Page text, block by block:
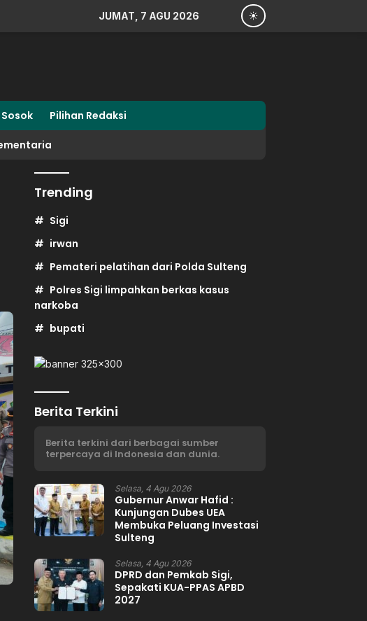
JUMAT, 7 AGU 2026
Sosok Pilihan Redaksi
Trending
Sigi
irwan
Pemateri pelatihan dari Polda Sulteng
Polres Sigi limpahkan berkas kasus
narkoba
bupati
Berita Terkini
Berita terkini dari berbagai sumber
terpercaya di Indonesia dan dunia.
Selasa, 4 Agu 2026
Gubernur Anwar Hafid :
Kunjungan Dubes UEA
Membuka Peluang Investasi
Sulteng
Selasa, 4 Agu 2026
DPRD dan Pemkab Sigi,
Sepakati KUA-PPAS APBD
2027